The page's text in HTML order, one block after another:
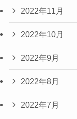
2022年11月
2022年10月
2022年9月
2022年8月
2022年7月